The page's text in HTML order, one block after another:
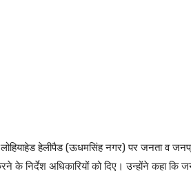
हेलीपैड (ऊधमसिंह नगर) पर जनता व
निर्देश अधिकारियों को दिए। उन्होंने कहा कि